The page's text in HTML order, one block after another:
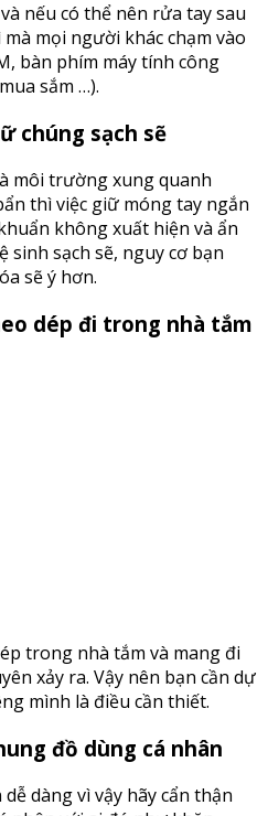
nếu có thể nên rửa tay sau
mọi người khác chạm vào
bàn phím máy tính công
sắm …).
chúng sạch sẽ
môi trường xung quanh
thì việc giữ móng tay ngắn
không xuất hiện và ẩn
sinh sạch sẽ, nguy cơ bạn
sẽ ý hơn.
dép đi trong nhà tắm
trong nhà tắm và mang đi
xảy ra. Vậy nên bạn cần dự
mình là điều cần thiết.
đồ dùng cá nhân
dàng vì vậy hãy cẩn thận